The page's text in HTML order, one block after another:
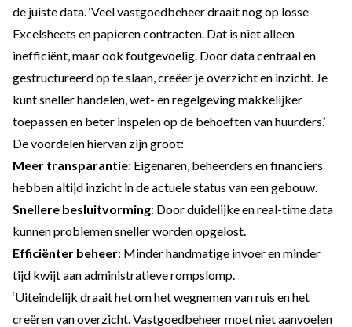
de juiste data. ‘Veel vastgoedbeheer draait nog op losse
Excelsheets en papieren contracten. Dat is niet alleen
inefficiënt, maar ook foutgevoelig. Door data centraal en
gestructureerd op te slaan, creëer je overzicht en inzicht. Je
kunt sneller handelen, wet- en regelgeving makkelijker
toepassen en beter inspelen op de behoeften van huurders.’
De voordelen hiervan zijn groot:
Meer transparantie: Eigenaren, beheerders en financiers
hebben altijd inzicht in de actuele status van een gebouw.
Snellere besluitvorming: Door duidelijke en real-time data
kunnen problemen sneller worden opgelost.
Efficiënter beheer: Minder handmatige invoer en minder
tijd kwijt aan administratieve rompslomp.
‘Uiteindelijk draait het om het wegnemen van ruis en het
creëren van overzicht. Vastgoedbeheer moet niet aanvoelen